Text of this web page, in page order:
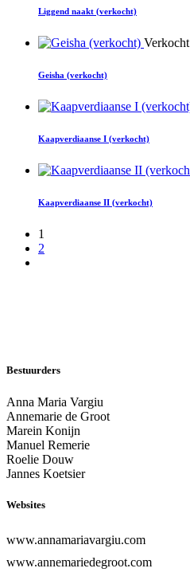
Liggend naakt (verkocht)
Verkocht
Geisha (verkocht)
Kaapverdiaanse I (verkocht)
Kaapverdiaanse II (verkocht)
1
2
Bestuurders
Anna Maria Vargiu
Annemarie de Groot
Marein Konijn
Manuel Remerie
Roelie Douw
Jannes Koetsier
Websites
www.annamariavargiu.com
www.annemariedegroot.com